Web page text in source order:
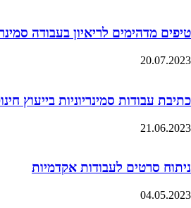
טיפים מדהימים לריאיון בעבודה
20.07.2023
כתיבת עבודות סמינריוניות בייעוץ
21.06.2023
ניתוח סרטים לעבודות אקדמיות
04.05.2023